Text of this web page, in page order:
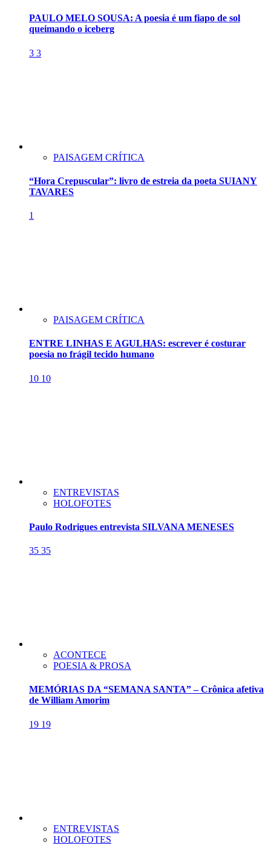
PAULO MELO SOUSA: A poesia é um fiapo de sol
queimando o iceberg
3 3
PAISAGEM CRÍTICA
“Hora Crepuscular”: livro de estreia da poeta SUIANY
TAVARES
1
PAISAGEM CRÍTICA
ENTRE LINHAS E AGULHAS: escrever é costurar
poesia no frágil tecido humano
10 10
ENTREVISTAS
HOLOFOTES
Paulo Rodrigues entrevista SILVANA MENESES
35 35
ACONTECE
POESIA & PROSA
MEMÓRIAS DA “SEMANA SANTA” – Crônica afetiva
de William Amorim
19 19
ENTREVISTAS
HOLOFOTES